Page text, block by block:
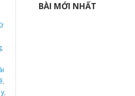
,
,
,
BÀI MỚI NHẤT